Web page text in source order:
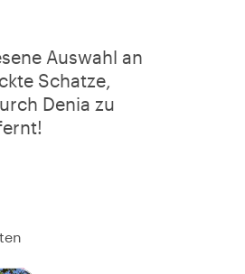
Auswahl an
Schatze,
Denia zu